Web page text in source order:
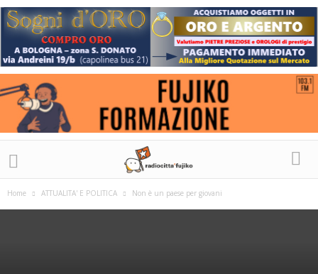
Home ATTUALITA' E POLITICA Non è un paese per giovani